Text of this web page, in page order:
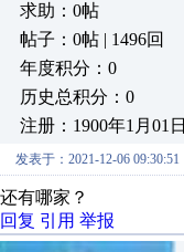
求助：0帖
帖子：0帖 | 1496回
年度积分：0
历史总积分：0
注册：1900年1月01日
发表于：2021-12-06 09:30:51
还有哪家？
回复 引用 举报